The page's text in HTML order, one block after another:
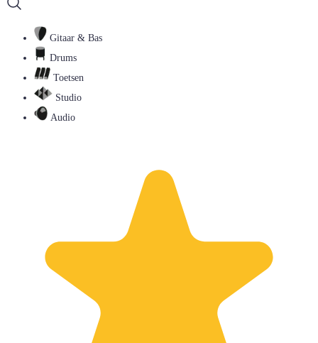
Gitaar & Bas
Drums
Toetsen
Studio
Audio